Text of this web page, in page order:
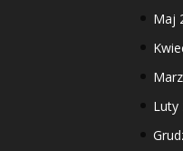
Maj
Luty